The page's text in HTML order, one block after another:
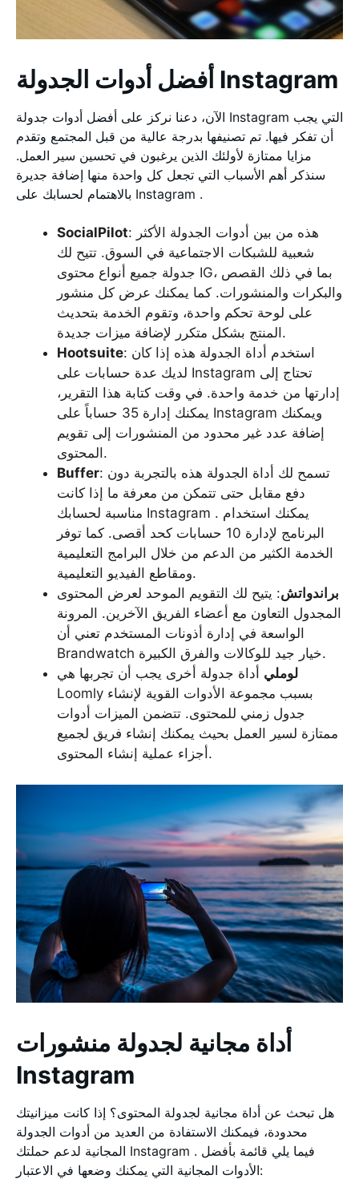
أفضل أدوات الجدولة Instagram
الآن، دعنا نركز على أفضل أدوات جدولة Instagram التي يجب
أن تفكر فيها. تم تصنيفها بدرجة عالية من قبل المجتمع وتقدم
مزايا ممتازة لأولئك الذين يرغبون في تحسين سير العمل.
سنذكر أهم الأسباب التي تجعل كل واحدة منها إضافة جديرة
بالاهتمام لحسابك على Instagram .
SocialPilot: هذه من بين أدوات الجدولة الأكثر
شعبية للشبكات الاجتماعية في السوق. تتيح لك
جدولة جميع أنواع محتوى IG، بما في ذلك القصص
والبكرات والمنشورات. كما يمكنك عرض كل منشور
على لوحة تحكم واحدة، وتقوم الخدمة بتحديث
المنتج بشكل متكرر لإضافة ميزات جديدة.
Hootsuite: استخدم أداة الجدولة هذه إذا كان
لديك عدة حسابات على Instagram تحتاج إلى
إدارتها من خدمة واحدة. في وقت كتابة هذا التقرير،
يمكنك إدارة 35 حساباً على Instagram ويمكنك
إضافة عدد غير محدود من المنشورات إلى تقويم
المحتوى.
Buffer: تسمح لك أداة الجدولة هذه بالتجربة دون
دفع مقابل حتى تتمكن من معرفة ما إذا كانت
مناسبة لحسابك Instagram . يمكنك استخدام
البرنامج لإدارة 10 حسابات كحد أقصى. كما توفر
الخدمة الكثير من الدعم من خلال البرامج التعليمية
ومقاطع الفيديو التعليمية.
براندواتش: يتيح لك التقويم الموحد لعرض المحتوى
المجدول التعاون مع أعضاء الفريق الآخرين. المرونة
الواسعة في إدارة أذونات المستخدم تعني أن
Brandwatch خيار جيد للوكالات والفرق الكبيرة.
لوملي أداة جدولة أخرى يجب أن تجربها هي
Loomly بسبب مجموعة الأدوات القوية لإنشاء
جدول زمني للمحتوى. تتضمن الميزات أدوات
ممتازة لسير العمل بحيث يمكنك إنشاء فريق لجميع
أجزاء عملية إنشاء المحتوى.
أداة مجانية لجدولة منشورات
Instagram
هل تبحث عن أداة مجانية لجدولة المحتوى؟ إذا كانت ميزانيتك
محدودة، فيمكنك الاستفادة من العديد من أدوات الجدولة
المجانية لدعم حملتك Instagram . فيما يلي قائمة بأفضل
الأدوات المجانية التي يمكنك وضعها في الاعتبار: